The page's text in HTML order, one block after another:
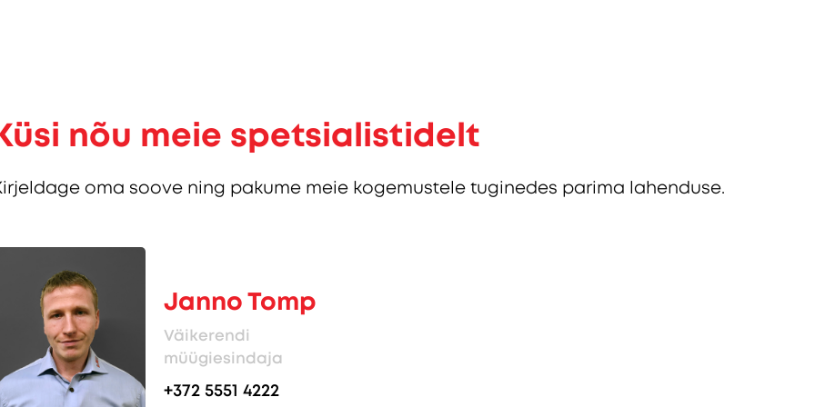
nõu meie spetsialistidelt
oma soove ning pakume meie kogemustele tuginedes parima lahenduse.
Janno Tomp
Väikerendi
müügiesindaja
+372 5551 4222